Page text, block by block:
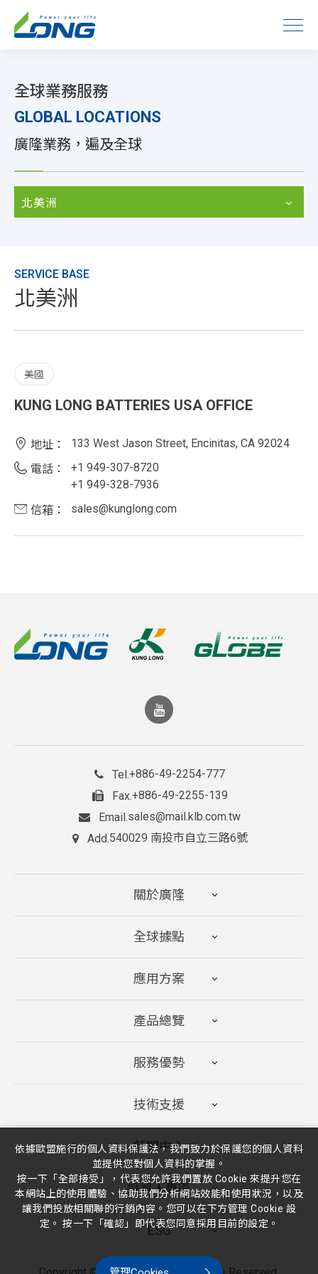
全球業務服務
GLOBAL LOCATIONS
廣隆業務，遍及全球
北美洲
SERVICE BASE
北美洲
美國
KUNG LONG BATTERIES USA OFFICE
地址：
133 West Jason Street, Encinitas, CA 92024
電話：
+1 949-307-8720
+1 949-328-7936
信箱：
sales@kunglong.com
Tel.+886-49-2254-777
Fax.+886-49-2255-139
Email.sales@mail.klb.com.tw
Add.540029 南投市自立三路6號
關於廣隆
全球據點
應用方案
產品總覽
服務優勢
技術支援
新聞中心
投資人專區
ESG
依據歐盟施行的個人資料保護法，我們致力於保護您的個人資料
並提供您對個人資料的掌握。
按一下「全部接受」，代表您允許我們置放 Cookie 來提升您在
本網站上的使用體驗、協助我們分析網站效能和使用狀況，以及
讓我們投放相關聯的行銷內容。您可以在下方管理 Cookie 設
定。 按一下「確認」即代表您同意採用目前的設定。